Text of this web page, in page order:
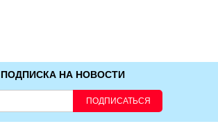
ПОДПИСКА НА НОВОСТИ
ПОДПИСАТЬСЯ